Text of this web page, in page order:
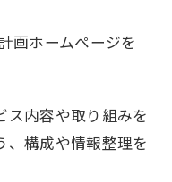
画ホームページを
ス内容や取り組みを
、構成や情報整理を